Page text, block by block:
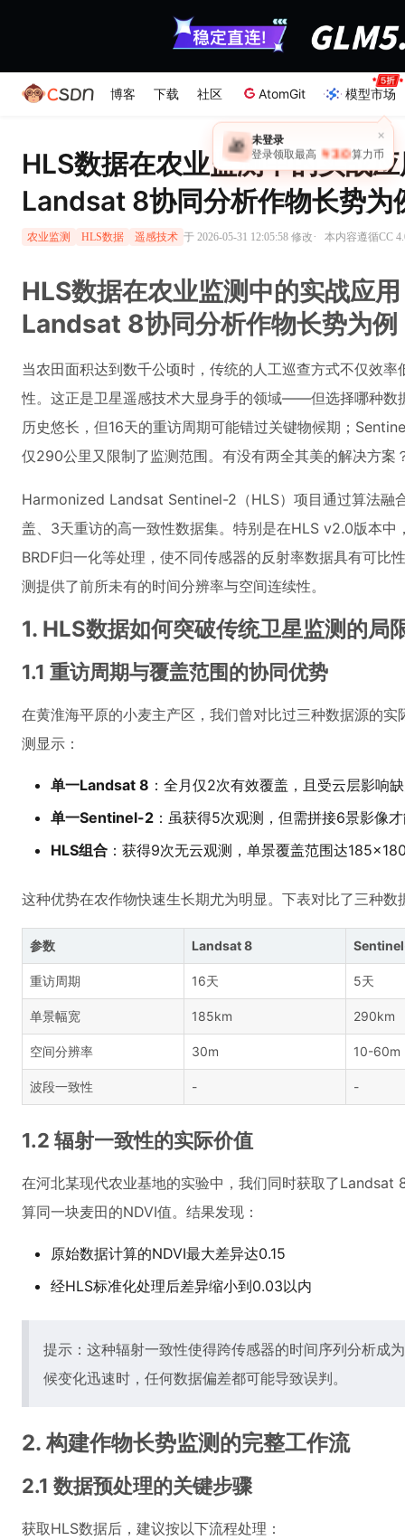
博客 下载 社区 AtomGit 模型市场
×
🎁 未登录
登录领取最高 ￥30 算力币
HLS数据在农业监测中的实战
Landsat 8协同分析作物长势为
农业监测 HLS数据 遥感技术 于 2026-05-31 12:05:58 修改· 本内容遵循CC
HLS数据在农业监测中的实战应
Landsat 8协同分析作物长势为例
当农田面积达到数千公顷时，传统的人工巡查方式不仅效
性。这正是卫星遥感技术大显身手的领域——但选择哪种数
历史悠长，但16天的重访周期可能错过关键物候期；
仅290公里又限制了监测范围。有没有两全其美的解决方案
Harmonized Landsat Sentinel-2（HLS）项目通过算法融
盖、3天重访的高一致性数据集。特别是在HLS v2.0版本中
BRDF归一化等处理，使不同传感器的反射率数据具有可比
测提供了前所未有的时间分辨率与空间连续性。
1. HLS数据如何突破传统卫星监测的局
1.1 重访周期与覆盖范围的协同优势
在黄淮海平原的小麦主产区，我们曾对比过三种数据源的
测显示：
单一Landsat 8 ：全月仅2次有效覆盖，且受云层影响
单一Sentinel-2 ：虽获得5次观测，但需拼接6景影像
HLS组合 ：获得9次无云观测，单景覆盖范围达
这种优势在农作物快速生长期尤为明显。下表对比了三种数
参数 Landsat 8
重访周期 16天 5天
单景幅宽 185km 290km
空间分辨率 30m 10-60m
波段一致性 - -
1.2 辐射一致性的实际价值
在河北某现代农业基地的实验中，我们同时获取了
算同一块麦田的NDVI值。结果发现：
原始数据计算的NDVI最大差异达0.15
经HLS标准化处理后差异缩小到0.03以内
提示：这种辐射一致性使得跨传感器的时间序列分析成
候变化迅速时，任何数据偏差都可能导致误判。
2. 构建作物长势监测的完整工作流
2.1 数据预处理的关键步骤
获取HLS数据后，建议按以下流程处理：